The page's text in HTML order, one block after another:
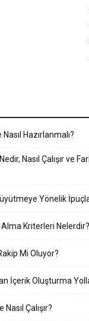
Hazırlanmalı?
Nasıl Çalışır ve
Yönelik
Kriterleri Nelerdir?
Mi Oluyor?
İçerik Oluşturma
Çalışır?